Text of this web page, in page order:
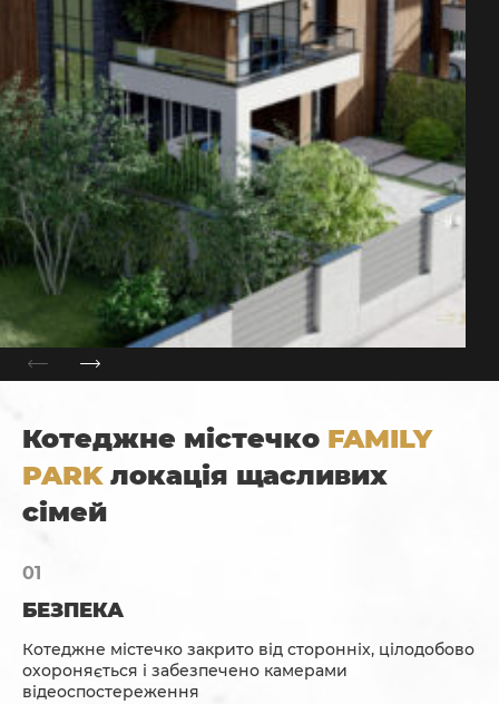
Котеджне містечко FAMILY
PARKлокація щасливих
сімей
БЕЗПЕКА
Котеджне містечко закрито від сторонніх, цілодобово
охороняється і забезпечено камерами
відеоспостереження